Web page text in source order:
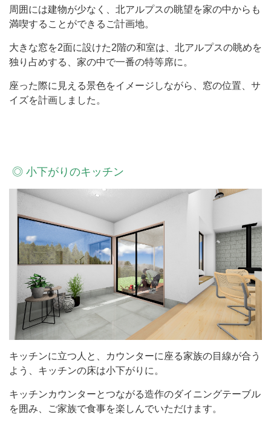
周囲には建物が少なく、北アルプスの眺望を家の中からも
満喫することができるご計画地。
大きな窓を2面に設けた2階の和室は、北アルプスの眺めを
独り占めする、家の中で一番の特等席に。
座った際に見える景色をイメージしながら、窓の位置、サ
イズを計画しました。
◎ 小下がりのキッチン
キッチンに立つ人と、カウンターに座る家族の目線が合う
よう、キッチンの床は小下がりに。
キッチンカウンターとつながる造作のダイニングテーブル
を囲み、ご家族で食事を楽しんでいただけます。